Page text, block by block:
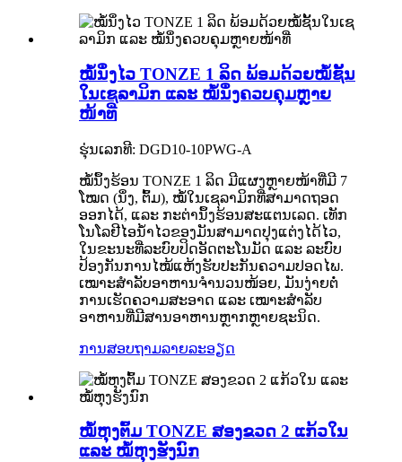
ໝໍ້ນຶ່ງໄວ TONZE 1 ລິດ ພ້ອມດ້ວຍໝໍ້ຊັ້ນ
ໃນເຊລາມິກ ແລະ ໝໍ້ນຶ່ງຄວບຄຸມຫຼາຍ
ໜ້າທີ່
ຮຸ່ນເລກທີ: DGD10-10PWG-A
ໝໍ້ນຶ້ງຮ້ອນ TONZE 1 ລິດ ມີແຜງຫຼາຍໜ້າທີ່ມີ 7
ໂໝດ (ນຶ່ງ, ຕົ້ມ), ໝໍ້ໃນເຊລາມິກທີ່ສາມາດຖອດ
ອອກໄດ້, ແລະ ກະຕ່ານຶ້ງຮ້ອນສະແຕນເລດ. ເທັກ
ໂນໂລຢີໄອນ້ຳໄວຂອງມັນສາມາດປຸງແຕ່ງໄດ້ໄວ,
ໃນຂະນະທີ່ລະບົບປິດອັດຕະໂນມັດ ແລະ ລະບົບ
ປ້ອງກັນການໄໝ້ແຫ້ງຮັບປະກັນຄວາມປອດໄພ.
ເໝາະສຳລັບອາຫານຈຳນວນໜ້ອຍ, ມັນງ່າຍຕໍ່
ການເຮັດຄວາມສະອາດ ແລະ ເໝາະສຳລັບ
ອາຫານທີ່ມີສານອາຫານຫຼາກຫຼາຍຊະນິດ.
ການສອບຖາມລາຍລະອຽດ
ໝໍ້ຫຸງຕົ້ມ TONZE ສອງຂວດ 2 ແກ້ວໃນ
ແລະ ໝໍ້ຫຸງຮັງນົກ